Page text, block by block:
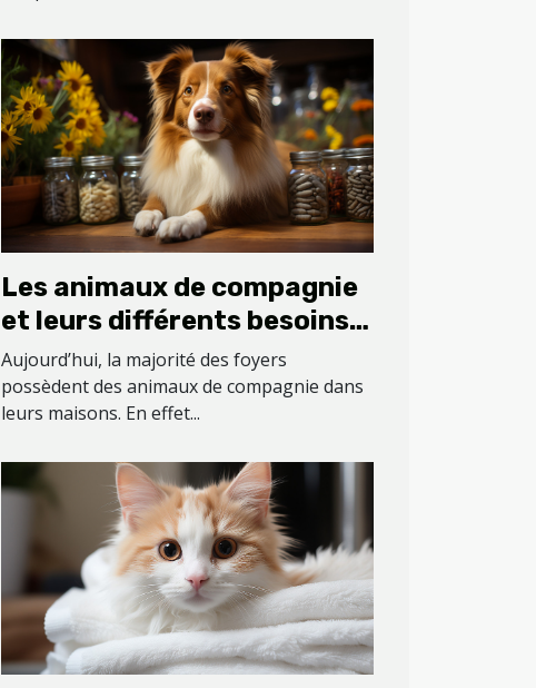
Les animaux de compagnie
et leurs différents besoins
en compléments
alimentaires
Aujourd’hui, la majorité des foyers
possèdent des animaux de compagnie dans
leurs maisons. En effet...